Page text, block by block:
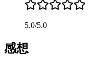
5.0/5.0
感想